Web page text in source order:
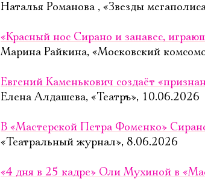
Наталья Романова , «Звезды
«Красный нос Сирано и занавес,
Марина Райкина, «Московский
Евгений Каменькович создаёт
Елена Алдашева, «Театръ», 10.06.2026
В «Мастерской Петра Фоменко»
«Театральный журнал», 8.06.2026
«4 дня в 25 кадре» Оли Мухиной в